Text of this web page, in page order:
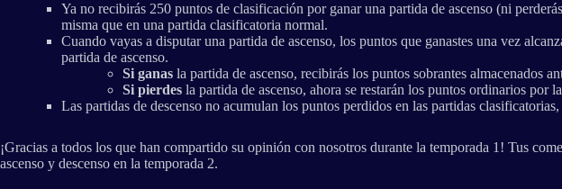
Ya no recibirás 250 puntos de clasificación por ganar una partida de ascenso (ni
misma que en una partida clasificatoria normal.
Cuando vayas a disputar una partida de ascenso, los puntos que ganastes una vez
partida de ascenso.
Si ganas la partida de ascenso, recibirás los puntos sobrantes almacenados
Si pierdes la partida de ascenso, ahora se restarán los puntos ordinarios por
Las partidas de descenso no acumulan los puntos perdidos en las partidas
¡Gracias a todos los que han compartido su opinión con nosotros durante la temporada 1! Tus
ascenso y descenso en la temporada 2.